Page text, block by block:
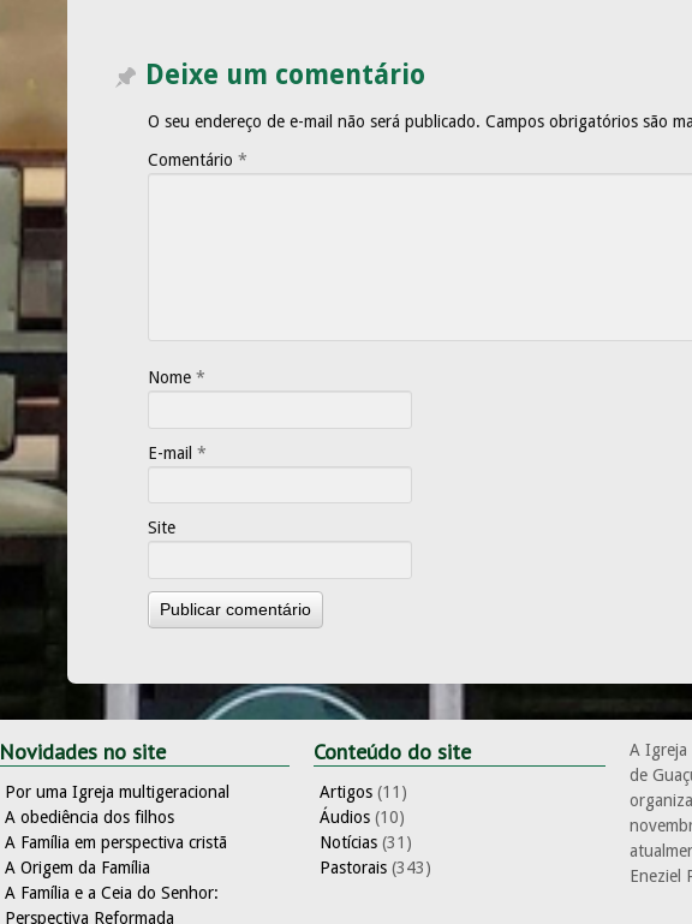
Deixe um comentário
O seu endereço de e-mail não será publicado. Campos obrigatórios são
Comentário*
Nome*
E-mail*
Site
Novidades no site
Por uma Igreja multigeracional
A obediência dos filhos
A Família em perspectiva cristã
A Origem da Família
A Família e a Ceia do Senhor:
Perspectiva Reformada
Conteúdo do site
Artigos (11)
Áudios (10)
Notícias (31)
Pastorais (343)
A Igreja
de
Eneziel